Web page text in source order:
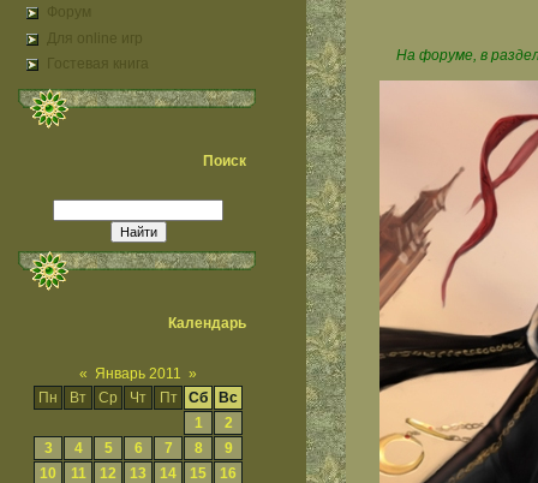
Форум
Для online игр
Гостевая книга
Поиск
Календарь
« Январь 2011 »
Пн
Вт Ср Чт Пт Сб
Вс
1
2
3
4 5 6 7 8
9
10
11 12 13 14 15
16
На форуме, в